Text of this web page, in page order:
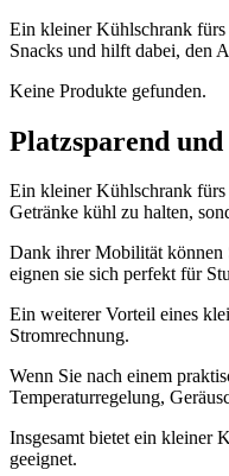
Ein kleiner Kühlschrank fürs
Snacks und hilft dabei, den
Keine Produkte gefunden.
Platzsparend
Ein kleiner Kühlschrank fürs
Getränke kühl zu halten,
Dank ihrer Mobilität können
eignen sie sich perfekt für
Ein weiterer Vorteil eines
Stromrechnung.
Wenn Sie nach einem
Temperaturregelung,
Insgesamt bietet ein kleiner
geeignet.